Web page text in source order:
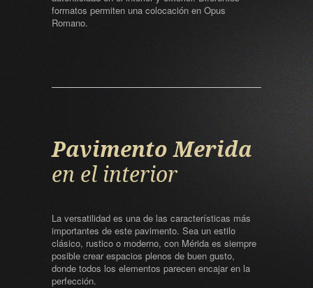
formatos permiten una colocación en Opus
Romano.
Pavimento Merida
en el interior
La versatilidad es una de las características más
importantes de este pavimento. Sea un estilo
clásico, rustico o moderno, con Mérida es siempre
posible crear espacios plenos de buen gusto,
donde todos los elementos parecen encajar en la
perfección.